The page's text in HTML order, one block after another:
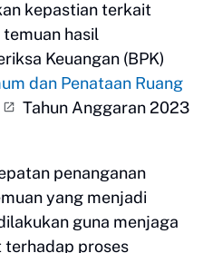
kepastian terkait
hasil
Keuangan (BPK)
dan Penataan Ruang
Tahun Anggaran 2023
penanganan
yang menjadi
guna menjaga
proses